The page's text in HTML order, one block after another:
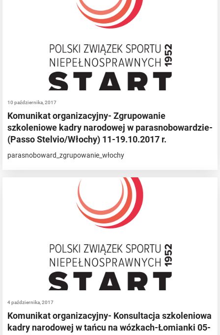
10 października, 2017
Komunikat organizacyjny- Zgrupowanie
szkoleniowe kadry narodowej w parasnobowardzie-
(Passo Stelvio/Włochy) 11-19.10.2017 r.
parasnoboward_zgrupowanie_włochy
4 października, 2017
Komunikat organizacyjny- Konsultacja szkoleniowa
kadry narodowej w tańcu na wózkach-Łomianki 05-